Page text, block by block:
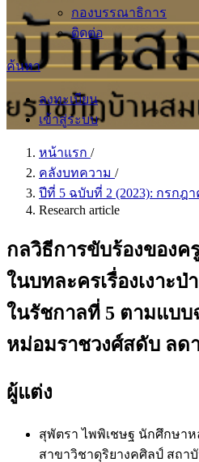
กองบรรณาธิการ
ติดต่อ
ค้นหา
ลงทะเบียน
เข้าสู่ระบบ
หน้าแรก /
คลังบทความ /
ปีที่ 5 ฉบับที่ 2 (2023): กรกฎ
Research article
กลวิธีการขับร้องของ
ในบทละครเรื่องเงาะ
ในรัชกาลที่ 5 ตามแบบ
หม่อมราชวงศ์สดับ ลด
ผู้แต่ง
สุพัตรา ไพพิเชษฐ นักศึกษา
สาขาวิชาดุริยางคศิลป์ สถ